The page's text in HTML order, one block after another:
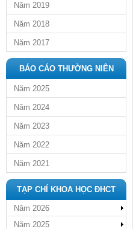
Năm 2019
Năm 2018
Năm 2017
BÁO CÁO THƯỜNG NIÊN
Năm 2025
Năm 2024
Năm 2023
Năm 2022
Năm 2021
TẠP CHÍ KHOA HỌC ĐHCT
Năm 2026
Năm 2025